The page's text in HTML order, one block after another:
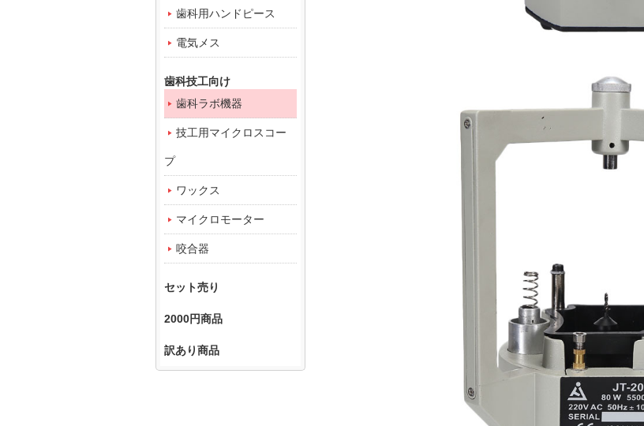
歯科用ハンドピース
電気メス
歯科技工向け
歯科ラボ機器
技工用マイクロスコー
プ
ワックス
マイクロモーター
咬合器
セット売り
2000円商品
訳あり商品